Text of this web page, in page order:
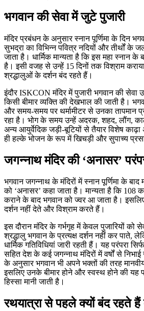
भगवान की सेवा में जुटे पुजारी
मंदिर प्रबंधन के अनुसार स्नान पूर्णिमा के दिन
सुभद्रा का विभिन्न पवित्र नदियों और तीर्थों के
जाता है। धार्मिक मान्यता है कि इस महा स्नान के
है। इसी वजह से उन्हें 15 दिनों तक विश्राम
श्रद्धालुओं के दर्शन बंद रहते हैं।
इंदौर ISKCON मंदिर में पुजारी भगवान की
किसी बीमार व्यक्ति की देखभाल की जाती है।
और समय-समय पर थर्मामीटर से उनका तापमान
रहा है। भोग के समय उन्हें अदरक, शहद, लौंग,
अन्य आयुर्वेदिक जड़ी-बूटियों से तैयार विशेष काढ़ा
ही हल्के भोजन के रूप में खिचड़ी और सुपाच्य
जगन्नाथ मंदिर की ‘अनासर’
भगवान जगन्नाथ के मंदिरों में स्नान पूर्णिमा के बाद
को ‘अनासर’ कहा जाता है। मान्यता है कि
कराने के बाद भगवान को ज्वर आ जाता है।
दर्शन नहीं देते और विश्राम करते हैं।
इस दौरान मंदिर के गर्भगृह में केवल पुजारियों को
श्रद्धालु भगवान के प्रत्यक्ष दर्शन नहीं कर पाते,
धार्मिक गतिविधियां जारी रहती हैं। यह परंपरा
सहित देश के कई जगन्नाथ मंदिरों में वर्षों से निभाई
के अनुसार भगवान भी अपने भक्तों की तरह
इसलिए उनके बीमार होने और स्वस्थ होने की यह
हिस्सा मानी जाती है।
रथयात्रा से पहले क्यों बंद रहते हैं